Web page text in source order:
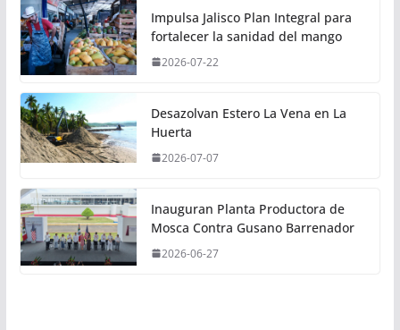
Impulsa Jalisco Plan Integral para
fortalecer la sanidad del mango
2026-07-22
Desazolvan Estero La Vena en La
Huerta
2026-07-07
Inauguran Planta Productora de
Mosca Contra Gusano Barrenador
2026-06-27